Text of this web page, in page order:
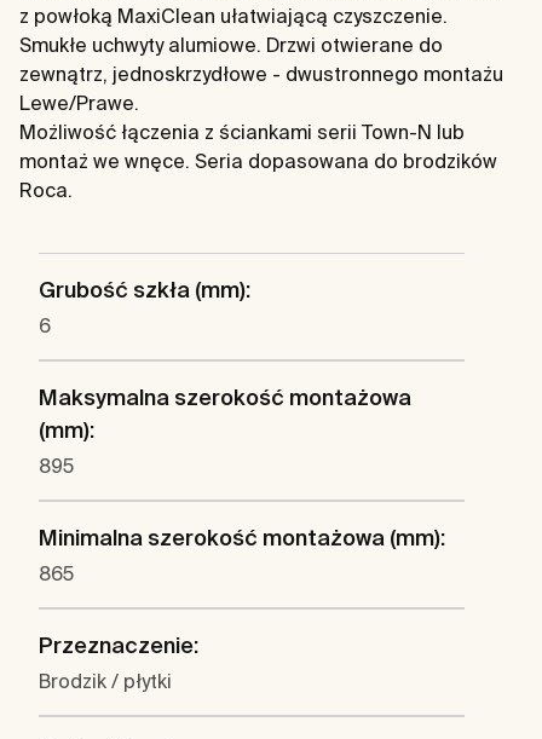
z powłoką MaxiClean ułatwiającą czyszczenie.
Smukłe uchwyty alumiowe. Drzwi otwierane do
zewnątrz, jednoskrzydłowe - dwustronnego montażu
Lewe/Prawe.
Możliwość łączenia z ściankami serii Town-N lub
montaż we wnęce. Seria dopasowana do brodzików
Roca.
Grubość szkła (mm):
6
Maksymalna szerokość montażowa
(mm):
895
Minimalna szerokość montażowa (mm):
865
Przeznaczenie:
Brodzik / płytki